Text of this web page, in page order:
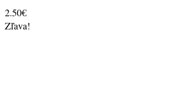
2.50€
Zľava!